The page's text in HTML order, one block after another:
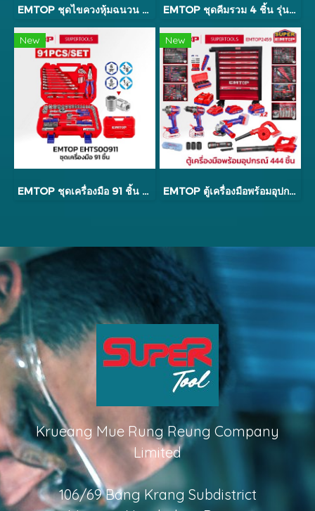
EMTOP ชุดไขควงหุ้มฉนวน 6 ตัว 2.12 นิ้ว - 6 นิ้ว 1000 โวลต์ รุ่น ESSTJS061 EMTOP ชุดคีมรวม 4 ชิ้น รุ่น EHTSV01P04
New
EMTOP ชุดเครื่องมือ 91 ชิ้น รุ่น EHTS00911
New
EMTOP ตู้เครื่องมือพร้อมอุปกรณ์ 444 ชิ้น รุ่น EMTOP2459
Krueang Mue Rung Reung Company
Limited
106/69 Bang Krang Subdistrict